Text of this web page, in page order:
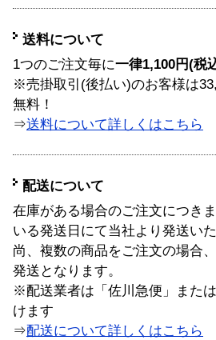
送料について
1つのご注文毎に一律1,100円(税
※売掛取引(後払い)のお客様は
無料！
⇒送料について詳しくはこちら
配送について
在庫がある場合のご注文につき
いる発送日にて当社より発送い
尚、複数の商品をご注文の場合
発送となります。
※配送業者は「佐川急便」また
けます
⇒配送について詳しくはこちら